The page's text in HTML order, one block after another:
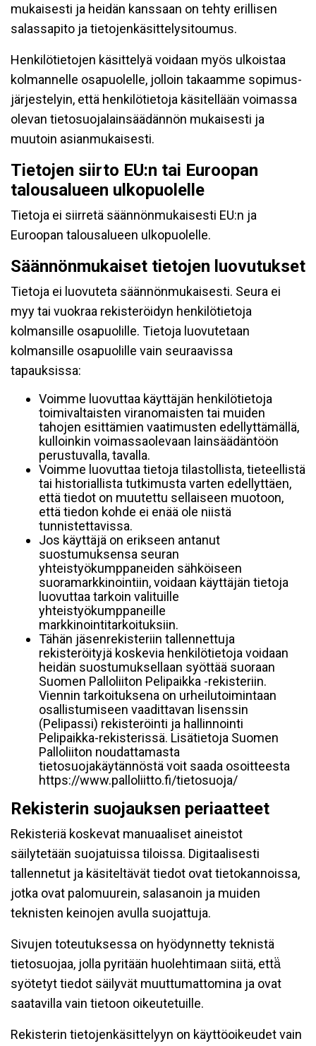
mukaisesti ja heidän kanssaan on tehty erillisen
salassapito ja tietojenkäsittelysitoumus.
Henkilötietojen käsittelyä voidaan myös ulkoistaa
kolmannelle osapuolelle, jolloin takaamme sopimus-
järjestelyin, että henkilötietoja käsitellään voimassa
olevan tietosuojalainsäädännön mukaisesti ja
muutoin asianmukaisesti.
Tietojen siirto EU:n tai Euroopan
talousalueen ulkopuolelle
Tietoja ei siirretä säännönmukaisesti EU:n ja
Euroopan talousalueen ulkopuolelle.
Säännönmukaiset tietojen luovutukset
Tietoja ei luovuteta säännönmukaisesti. Seura ei
myy tai vuokraa rekisteröidyn henkilötietoja
kolmansille osapuolille. Tietoja luovutetaan
kolmansille osapuolille vain seuraavissa
tapauksissa:
Voimme luovuttaa käyttäjän henkilötietoja
toimivaltaisten viranomaisten tai muiden
tahojen esittämien vaatimusten edellyttämällä,
kulloinkin voimassaolevaan lainsäädäntöön
perustuvalla, tavalla.
Voimme luovuttaa tietoja tilastollista, tieteellistä
tai historiallista tutkimusta varten edellyttäen,
että tiedot on muutettu sellaiseen muotoon,
että tiedon kohde ei enää ole niistä
tunnistettavissa.
Jos käyttäjä on erikseen antanut
suostumuksensa seuran
yhteistyökumppaneiden sähköiseen
suoramarkkinointiin, voidaan käyttäjän tietoja
luovuttaa tarkoin valituille
yhteistyökumppaneille
markkinointitarkoituksiin.
Tähän jäsenrekisteriin tallennettuja
rekisteröityjä koskevia henkilötietoja voidaan
heidän suostumuksellaan syöttää suoraan
Suomen Palloliiton Pelipaikka -rekisteriin.
Viennin tarkoituksena on urheilutoimintaan
osallistumiseen vaadittavan lisenssin
(Pelipassi) rekisteröinti ja hallinnointi
Pelipaikka-rekisterissä. Lisätietoja Suomen
Palloliiton noudattamasta
tietosuojakäytännöstä voit saada osoitteesta
https://www.palloliitto.fi/tietosuoja/
Rekisterin suojauksen periaatteet
Rekisteriä koskevat manuaaliset aineistot
säilytetään suojatuissa tiloissa. Digitaalisesti
tallennetut ja käsiteltävät tiedot ovat tietokannoissa,
jotka ovat palomuurein, salasanoin ja muiden
teknisten keinojen avulla suojattuja.
Sivujen toteutuksessa on hyödynnetty teknistä
tietosuojaa, jolla pyritään huolehtimaan siitä, että̈
syötetyt tiedot säilyvät muuttumattomina ja ovat
saatavilla vain tietoon oikeutetuille.
Rekisterin tietojenkäsittelyyn on käyttöoikeudet vain